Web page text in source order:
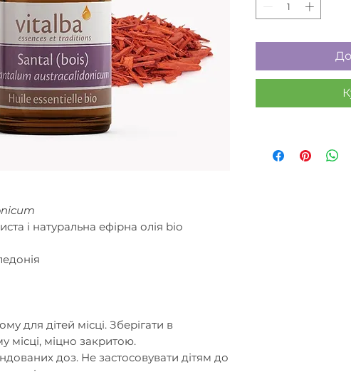
і натуральна ефірна олія bio
для дітей місці. Зберігати в
місці, міцно закритою.
доз. Не застосовувати дітям до